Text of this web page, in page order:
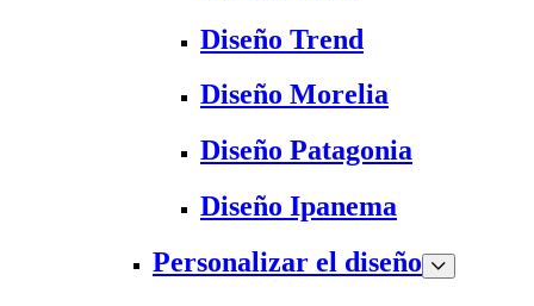
Diseño Trend
Diseño Morelia
Diseño Patagonia
Diseño Ipanema
Personalizar el diseño